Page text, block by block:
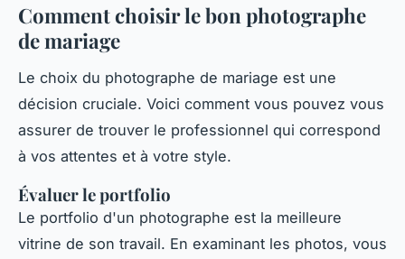
Comment choisir le bon photographe
de mariage
Le choix du photographe de mariage est une
décision cruciale. Voici comment vous pouvez vous
assurer de trouver le professionnel qui correspond
à vos attentes et à votre style.
Évaluer le portfolio
Le portfolio d'un photographe est la meilleure
vitrine de son travail. En examinant les photos, vous